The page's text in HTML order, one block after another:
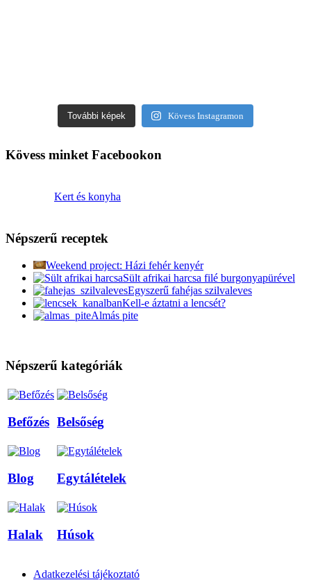
További képek Kövess Instagramon
Kövess minket Facebookon
Kert és konyha
Népszerű receptek
Weekend project: Házi fehér kenyér
Sült afrikai harcsa filé burgonyapürével
Egyszerű fahéjas szilvaleves
Kell-e áztatni a lencsét?
Almás pite
Népszerű kategóriák
Befőzés Belsőség
Blog Egytálételek
Halak Húsok
Adatkezelési tájékoztató